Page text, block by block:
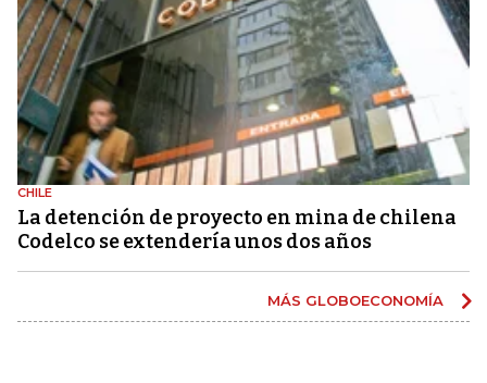
CHILE
La detención de proyecto en mina de chilena
Codelco se extendería unos dos años
MÁS GLOBOECONOMÍA